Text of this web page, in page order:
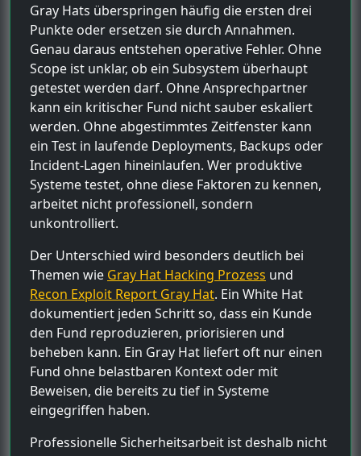
Gray Hats überspringen häufig die ersten drei
Punkte oder ersetzen sie durch Annahmen.
Genau daraus entstehen operative Fehler. Ohne
Scope ist unklar, ob ein Subsystem überhaupt
getestet werden darf. Ohne Ansprechpartner
kann ein kritischer Fund nicht sauber eskaliert
werden. Ohne abgestimmtes Zeitfenster kann
ein Test in laufende Deployments, Backups oder
Incident-Lagen hineinlaufen. Wer produktive
Systeme testet, ohne diese Faktoren zu kennen,
arbeitet nicht professionell, sondern
unkontrolliert.
Der Unterschied wird besonders deutlich bei
Themen wie Gray Hat Hacking Prozess und
Recon Exploit Report Gray Hat. Ein White Hat
dokumentiert jeden Schritt so, dass ein Kunde
den Fund reproduzieren, priorisieren und
beheben kann. Ein Gray Hat liefert oft nur einen
Fund ohne belastbaren Kontext oder mit
Beweisen, die bereits zu tief in Systeme
eingegriffen haben.
Professionelle Sicherheitsarbeit ist deshalb nicht